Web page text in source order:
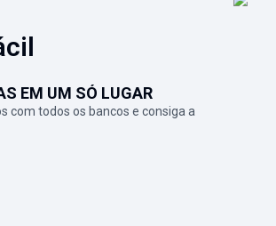
EM UM SÓ LUGAR
com todos os bancos e consiga a